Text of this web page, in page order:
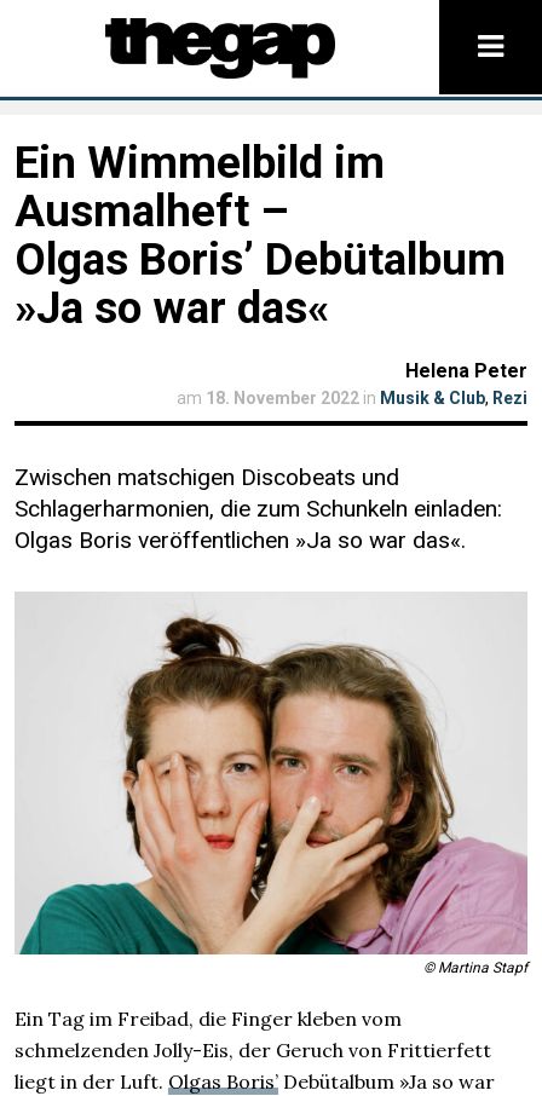
Ein Wimmelbild im
Ausmalheft –
Olgas Boris’ Debütalbum
»Ja so war das«
Helena Peter
am 18. November 2022 in Musik & Club, Rezi
Zwischen matschigen Discobeats und
Schlagerharmonien, die zum Schunkeln einladen:
Olgas Boris veröffentlichen »Ja so war das«.
© Martina Stapf
Ein Tag im Freibad, die Finger kleben vom
schmelzenden Jolly-Eis, der Geruch von Frittierfett
liegt in der Luft. Olgas Boris’ Debütalbum »Ja so war